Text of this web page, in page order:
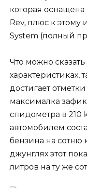
которая
Rev, плюс к этому
System (полный
Что можно
характеристиках,
достигает отметки
максималка
спидометра в 210
автомобилем
бензина на сотню
джунглях этот
литров на ту же